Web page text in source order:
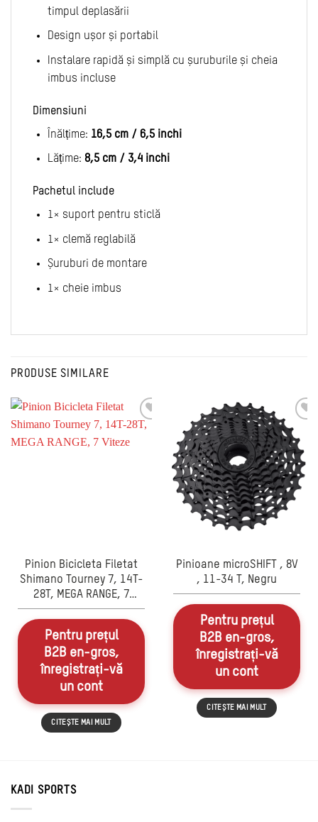
timpul deplasării
Design ușor și portabil
Instalare rapidă și simplă cu șuruburile și cheia
imbus incluse
Dimensiuni
Înălțime: 16,5 cm / 6,5 inchi
Lățime: 8,5 cm / 3,4 inchi
Pachetul include
1× suport pentru sticlă
1× clemă reglabilă
Șuruburi de montare
1× cheie imbus
PRODUSE SIMILARE
Pinion Bicicleta Filetat
Shimano Tourney 7, 14T-
28T, MEGA RANGE, 7
Viteze
Pentru prețul
B2B en-gros,
înregistrați-vă
un cont
CITEȘTE MAI MULT
Pinioane microSHIFT , 8V
, 11-34 T, Negru
Pentru prețul
B2B en-gros,
înregistrați-vă
un cont
CITEȘTE MAI MULT
KADI SPORTS